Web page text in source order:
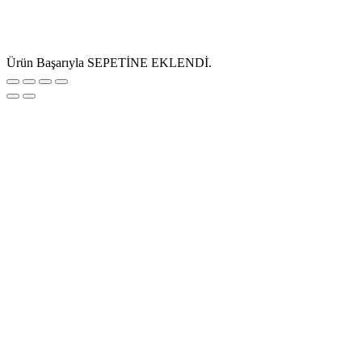
Ürün Başarıyla SEPETİNE EKLENDİ.